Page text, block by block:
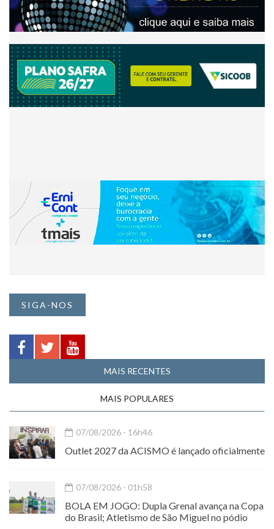
SIGA-NOS
MAIS RECENTES
MAIS POPULARES
07/08/2026 - 16h46
Outlet 2027 da ACISMO é lançado oficialmente
07/08/2026 - 01h58
BOLA EM JOGO: Dupla Grenal avança na Copa
do Brasil; Atletismo de São Miguel no pódio